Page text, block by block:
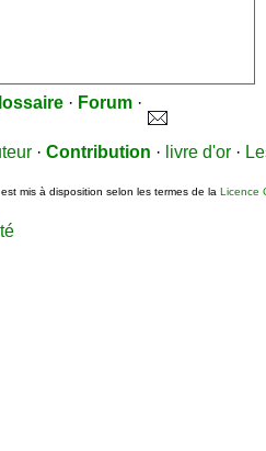
· Forum ·
· Contribution · livre d'or ·
mis à disposition selon les termes de la Licence